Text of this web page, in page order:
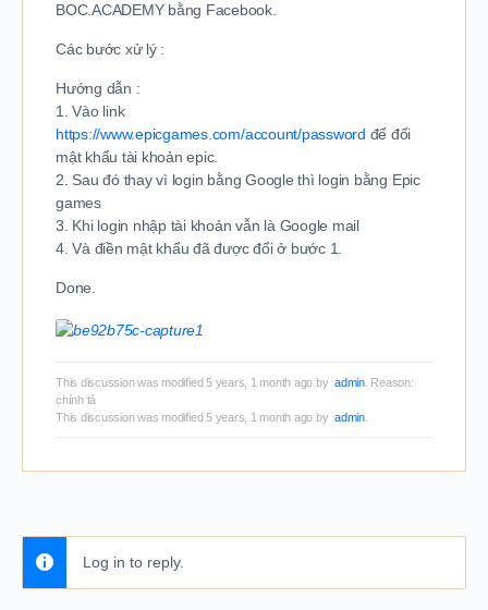
BOC.ACADEMY bằng Facebook.
Các bước xử lý :
Hướng dẫn :
1. Vào link
https://www.epicgames.com/account/password để đổi
mật khẩu tài khoản epic.
2. Sau đó thay vì login bằng Google thì login bằng Epic
games
3. Khi login nhập tài khoản vẫn là Google mail
4. Và điền mật khẩu đã được đổi ở bước 1.
Done.
This discussion was modified 5 years, 1 month ago by admin. Reason:
chính tả
This discussion was modified 5 years, 1 month ago by admin.
Log in to reply.